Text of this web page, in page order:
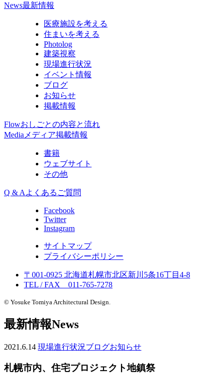
News最新情報
医療施設を考える
住まいを考える
Photolog
建築視察
現場進行状況
イベント情報
ブログ
お知らせ
掲載情報
Flowおしごとの内容と流れ
Media メディア掲載情報
書籍
ウェブサイト
その他
Q & A よくあるご質問
Facebook
Twitter
Instagram
サイトマップ
プライバシーポリシー
〒001-0925 北海道札幌市北区新川5条16丁目4-8
TEL / FAX 011-765-7278
© Yosuke Tomiya Architectural Design.
最新情報News
2021.6.14 現場進行状況ブログお知らせ
札幌市内、住宅プロジェクト地鎮祭